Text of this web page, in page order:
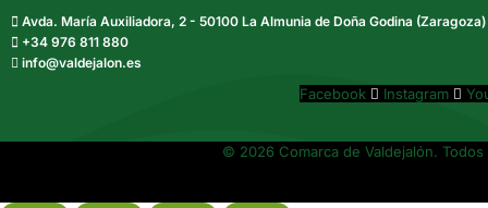
Avda. María Auxiliadora, 2 - 50100 La Almunia de Doña Godina (Zaragoza)
+34 976 811 880
info@valdejalon.es
Facebook Instagram
© 2026 Comarca de Valdejalón.